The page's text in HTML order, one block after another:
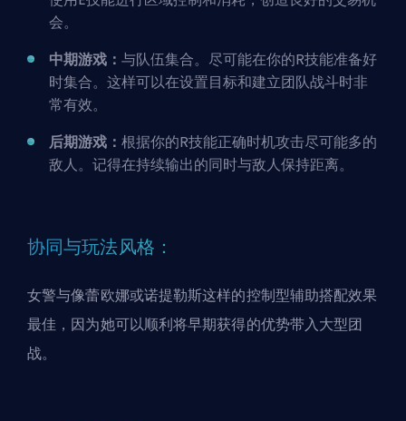
会。
中期游戏： 与队伍集合。尽可能在你的R技能准备好
时集合。这样可以在设置目标和建立团队战斗时非
常有效。
后期游戏： 根据你的R技能正确时机攻击尽可能多的
敌人。记得在持续输出的同时与敌人保持距离。
协同与玩法风格：
女警与像蕾欧娜或诺提勒斯这样的控制型辅助搭配效果
最佳，因为她可以顺利将早期获得的优势带入大型团
战。